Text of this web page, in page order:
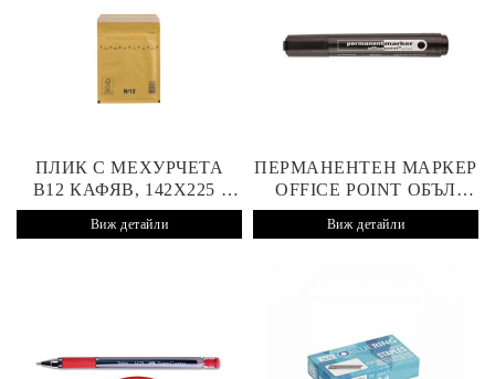
ПЛИК С МЕХУРЧЕТА
B12 КАФЯВ, 142X225 /
120X215 MM, СТИКЕР
Виж детайли
ПЕРМАНЕНТЕН МАРКЕР
OFFICE POINT ОБЪЛ
ВРЪХ 1-5 MM ЧЕРЕН
Виж детайли